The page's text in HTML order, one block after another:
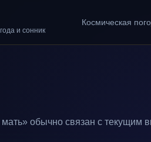
и сонник
Космическая
обычно связан с текущим